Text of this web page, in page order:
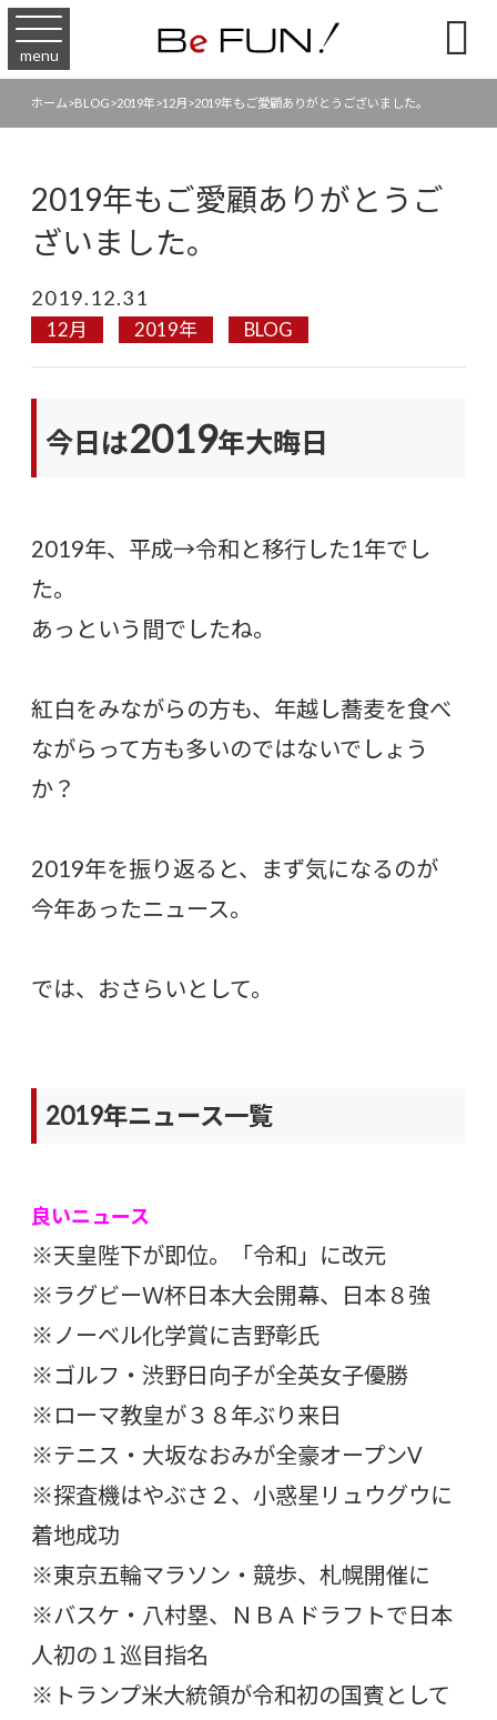
menu 
ホーム >BLOG >2019年 >12月 >2019年もご愛顧ありがとうございました。
2019年もご愛顧ありがとうご
ざいました。
2019.12.31
12月 2019年 BLOG
今日は2019年大晦日
2019年、平成→令和と移行した1年でし
た。
あっという間でしたね。
紅白をみながらの方も、年越し蕎麦を食べ
ながらって方も多いのではないでしょう
か？
2019年を振り返ると、まず気になるのが
今年あったニュース。
では、おさらいとして。
2019年ニュース一覧
良いニュース
※天皇陛下が即位。「令和」に改元
※ラグビーＷ杯日本大会開幕、日本８強
※ノーベル化学賞に吉野彰氏
※ゴルフ・渋野日向子が全英女子優勝
※ローマ教皇が３８年ぶり来日
※テニス・大坂なおみが全豪オープンV
※探査機はやぶさ２、小惑星リュウグウに
着地成功
※東京五輪マラソン・競歩、札幌開催に
※バスケ・八村塁、ＮＢＡドラフトで日本
人初の１巡目指名
※トランプ米大統領が令和初の国賓として